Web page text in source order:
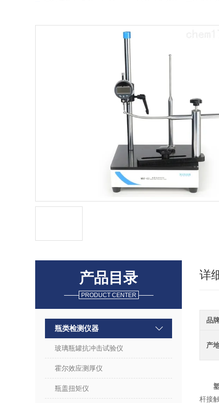
产品目录
PRODUCT CENTER
瓶类检测仪器
玻璃瓶罐抗冲击试验仪
霍尔效应测厚仪
瓶盖扭矩仪
详
品
产
杆接